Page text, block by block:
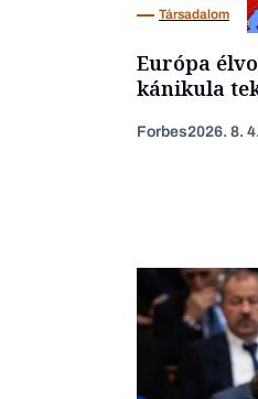
Társadalom
Európa
kánikula
Forbes2026. 8. 4.